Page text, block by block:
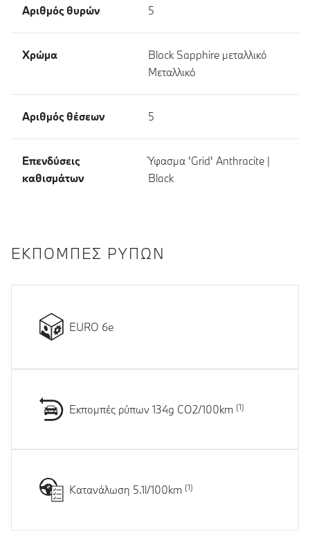
Αριθμός θυρών 5
Χρώμα
Black Sapphire μεταλλικό
Μεταλλικό
Αριθμός θέσεων 5
Επενδύσεις
καθισμάτων
Ύφασμα 'Grid' Anthracite |
Black
ΕΚΠΟΜΠΈΣ ΡΎΠΩΝ
EURO 6e
Εκπομπές ρύπων 134g CO2/100km
Κατανάλωση 5.1l/100km